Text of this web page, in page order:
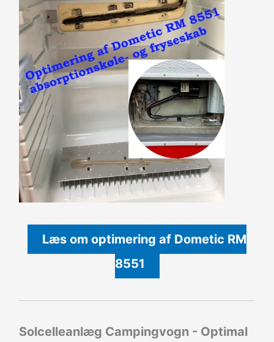
Læs om optimering af Dometic RM
8551
Solcelleanlæg Campingvogn - Optimal